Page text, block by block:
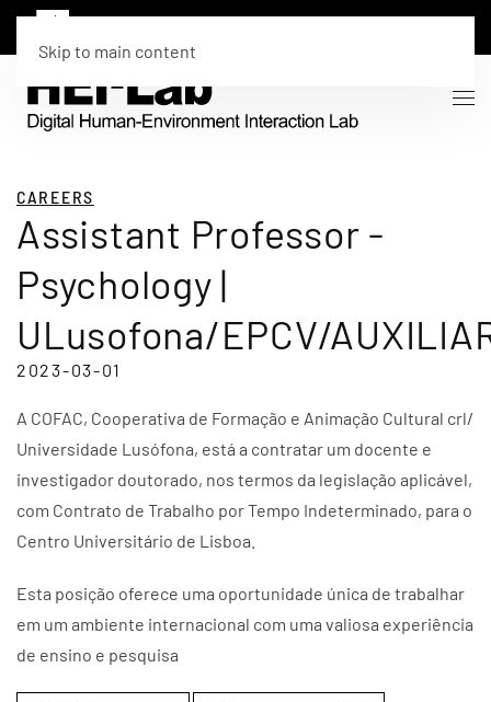
Skip to main content
CAREERS
Assistant Professor -
Psychology |
ULusofona/EPCV/
2023-03-01
A COFAC, Cooperativa de Formação e Animação Cultural crl/
Universidade Lusófona, está a contratar um docente e
investigador doutorado, nos termos da legislação aplicável,
com Contrato de Trabalho por Tempo Indeterminado, para o
Centro Universitário de Lisboa.
Esta posição oferece uma oportunidade única de trabalhar
em um ambiente internacional com uma valiosa experiência
de ensino e pesquisa